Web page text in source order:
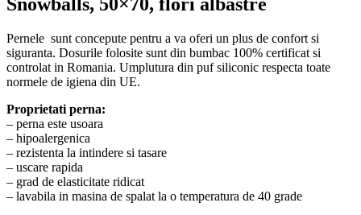
Pernele sunt concepute pentru a va oferi un plus de confort si
siguranta. Dosurile folosite sunt din bumbac 100% certificat si
controlat in Romania. Umplutura din puf siliconic respecta toate
normele de igiena din UE.
Proprietati perna:
– perna este usoara
– hipoalergenica
– rezistenta la intindere si tasare
– uscare rapida
– grad de elasticitate ridicat
– lavabila in masina de spalat la o temperatura de 40 grade